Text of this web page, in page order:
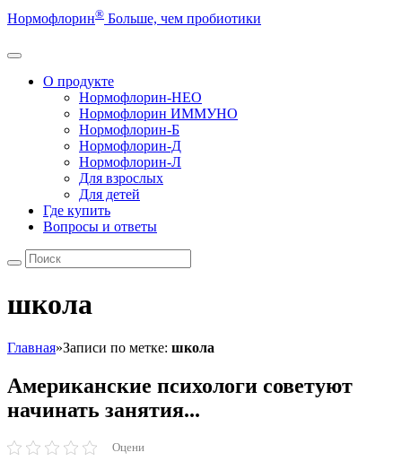
Нормофлорин® Больше, чем пробиотики
О продукте
Нормофлорин-НЕО
Нормофлорин ИММУНО
Нормофлорин-Б
Нормофлорин-Д
Нормофлорин-Л
Для взрослых
Для детей
Где купить
Вопросы и ответы
школа
Главная»Записи по метке: школа
Американские психологи советуют
начинать занятия...
Оцени